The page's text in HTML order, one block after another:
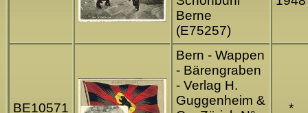
Berne
(E75257)
BE10571
Bern - Wappen
- Bärengraben
- Verlag H.
Guggenheim &
*